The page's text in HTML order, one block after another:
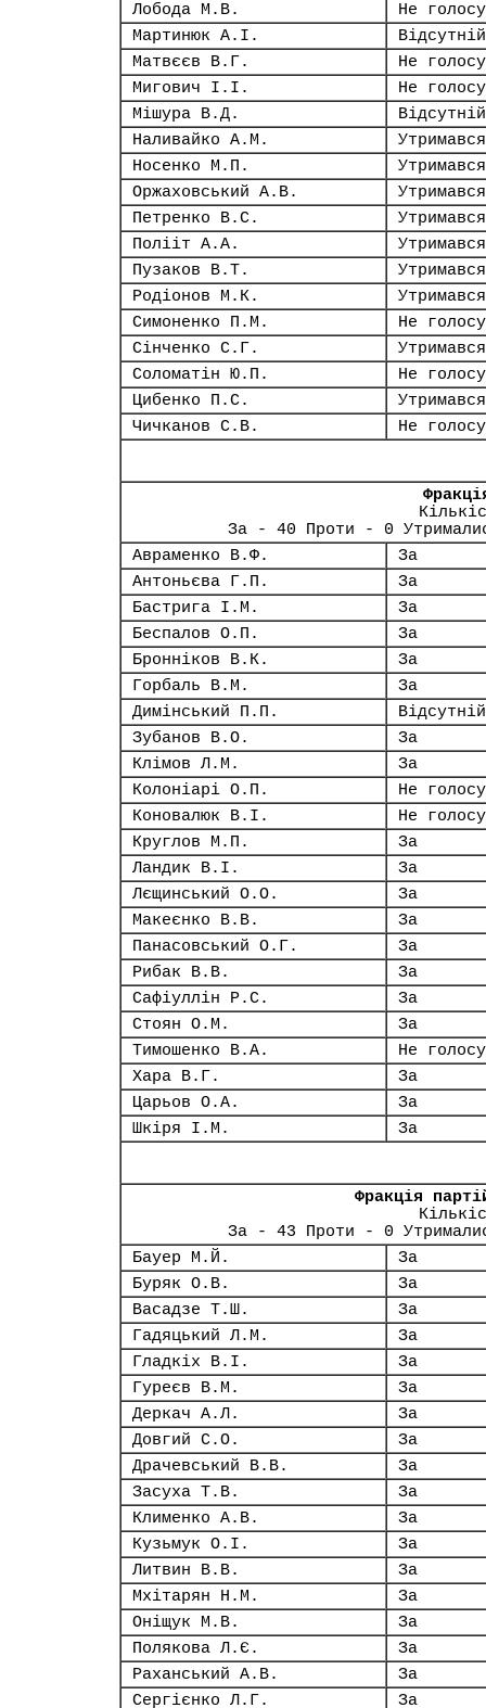
Лобода М.В.
Не
Мартинюк А.І.
Відсутній
Матвєєв В.Г.
Не
Мигович І.І.
Не
Мішура В.Д.
Відсутній
Наливайко А.М.
Утримався
Носенко М.П.
Утримався
Оржаховський А.В.
Утримався
Петренко В.С.
Утримався
Полііт А.А.
Утримався
Пузаков В.Т.
Утримався
Родіонов М.К.
Утримався
Симоненко П.М.
Не
Сінченко С.Г.
Утримався
Соломатін Ю.П.
Не
Цибенко П.С.
Утримався
Чичканов С.В.
Не
За - 40 Проти - 0
Авраменко В.Ф.
За
Антоньєва Г.П.
За
Бастрига І.М.
За
Беспалов О.П.
За
Бронніков В.К.
За
Горбаль В.М.
За
Димінський П.П.
Відсутній
Зубанов В.О.
За
Клімов Л.М.
За
Колоніарі О.П.
Не
Коновалюк В.І.
Не
Круглов М.П.
За
Ландик В.І.
За
Лєщинський О.О.
За
Макеєнко В.В.
За
Панасовський О.Г.
За
Рибак В.В.
За
Сафіуллін Р.С.
За
Стоян О.М.
За
Тимошенко В.А.
Не
Хара В.Г.
За
Царьов О.А.
За
Шкіря І.М.
За
Фракція
За - 43 Проти - 0
Бауер М.Й.
За
Буряк О.В.
За
Васадзе Т.Ш.
За
Гадяцький Л.М.
За
Гладкіх В.І.
За
Гуреєв В.М.
За
Деркач А.Л.
За
Довгий С.О.
За
Драчевський В.В.
За
Засуха Т.В.
За
Клименко А.В.
За
Кузьмук О.І.
За
Литвин В.В.
За
Мхітарян Н.М.
За
Оніщук М.В.
За
Полякова Л.Є.
За
Раханський А.В.
За
Сергієнко Л.Г.
За